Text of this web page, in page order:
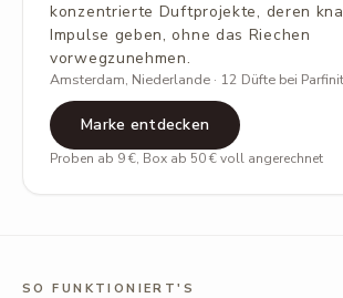
konzentrierte Duftprojekte, deren
Impulse geben, ohne das Riechen
vorwegzunehmen.
Amsterdam, Niederlande · 12 Düfte bei
Marke entdecken
Proben ab 9 €, Box ab 50 € voll angerechnet
SO FUNKTIONIERT'S